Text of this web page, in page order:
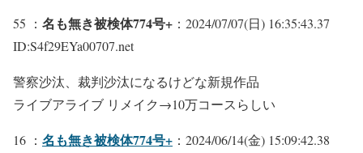
55 ： 名も無き被検体774号+ ：2024/07/07(日) 16:35:43.37
ID:S4f29EYa00707.net
警察沙汰、裁判沙汰になるけどな新規作品
ライブアライブ リメイク→10万コースらしい
16 ： 名も無き被検体774号+ ：2024/06/14(金) 15:09:42.38